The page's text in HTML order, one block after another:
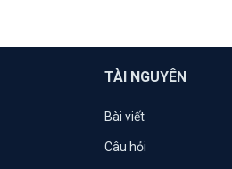
TÀI NGUYÊN
Bài viết
Câu hỏi